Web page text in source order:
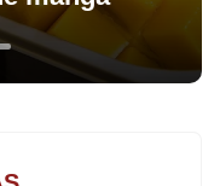
“É mais um
pelos serviços de
disse.